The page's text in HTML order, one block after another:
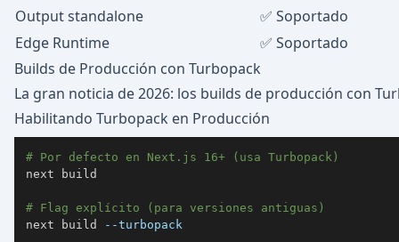
Output standalone
✅ Soportado
Edge Runtime
✅ Soportado
Builds de Producción con Turbopack
La gran noticia de 2026: los builds de producción con
Habilitando Turbopack en Producción
# Por defecto en Next.js 16+ (usa Turbopack)
next build
# Flag explícito (para versiones antiguas)
next build
--turbopack